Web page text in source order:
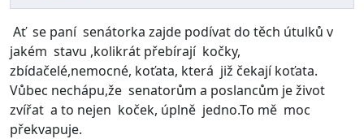
Ať se paní senátorka zajde podívat do těch útulků v
jakém stavu ,kolikrát přebírají kočky,
zbídačelé,nemocné, koťata, která již čekají koťata.
Vůbec nechápu,že senatorům a poslancům je život
zvířat a to nejen koček, úplně jedno.To mě moc
překvapuje.